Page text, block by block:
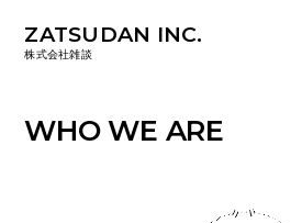
ZATSUDAN INC.
株式会社雑談
WHO WE ARE